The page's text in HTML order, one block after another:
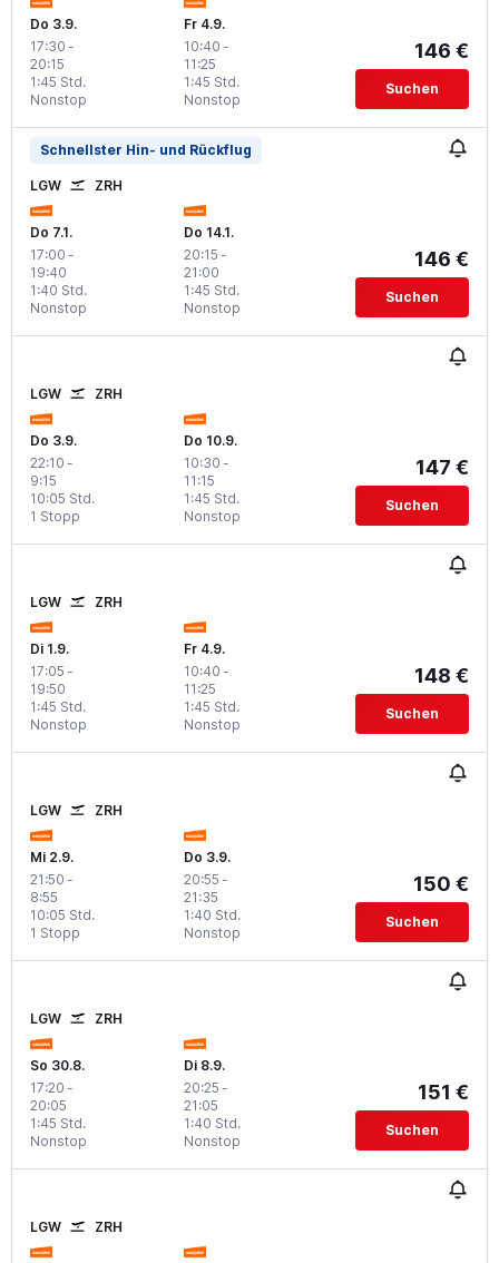
Do 3.9.
17:30 -
20:15
Nonstop
1:45 Std.
Fr 4.9.
10:40 -
11:25
Nonstop
1:45 Std.
146 €
Suchen
Schnellster Hin- und Rückflug
LGW ZRH
Do 7.1.
17:00 -
19:40
Nonstop
1:40 Std.
Do 14.1.
20:15 -
21:00
Nonstop
1:45 Std.
146 €
Suchen
LGW ZRH
Do 3.9.
22:10 -
9:15
1 Stopp
10:05 Std.
Do 10.9.
10:30 -
11:15
Nonstop
1:45 Std.
147 €
Suchen
LGW ZRH
Di 1.9.
17:05 -
19:50
Nonstop
1:45 Std.
Fr 4.9.
10:40 -
11:25
Nonstop
1:45 Std.
148 €
Suchen
LGW ZRH
Mi 2.9.
21:50 -
8:55
1 Stopp
10:05 Std.
Do 3.9.
20:55 -
21:35
Nonstop
1:40 Std.
150 €
Suchen
LGW ZRH
So 30.8.
17:20 -
20:05
Nonstop
1:45 Std.
Di 8.9.
20:25 -
21:05
Nonstop
1:40 Std.
151 €
Suchen
LGW ZRH